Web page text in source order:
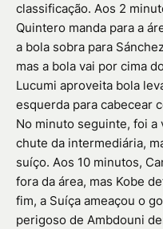
classificação. Aos 2
Quintero manda para a
a bola sobra para
mas a bola vai por cima
Lucumi aproveita bola
esquerda para cabecear
No minuto seguinte, foi a
chute da intermediária,
suíço. Aos 10 minutos,
fora da área, mas Kobe
fim, a Suíça ameaçou o
perigoso de Ambdouni